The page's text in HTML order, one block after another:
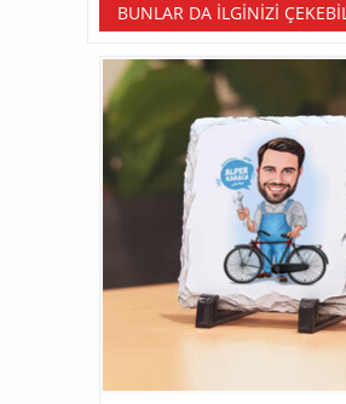
BUNLAR DA İLGINIZI